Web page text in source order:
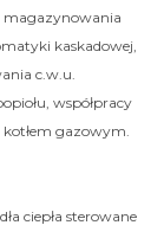
magazynowania
kaskadowej,
c.w.u.
współpracy
kotłem gazowym.
ciepła sterowane